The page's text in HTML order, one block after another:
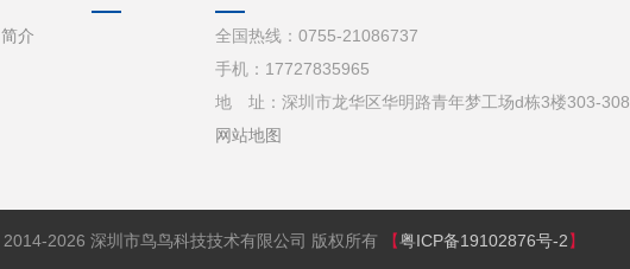
介
全国热线：0755-21086737
手机：17727835965
地 址：深圳市龙华区华明路青年梦工场d栋3楼303-308
网站地图
2026 深圳市鸟鸟科技技术有限公司 版权所有 【粤ICP备19102876号-2】